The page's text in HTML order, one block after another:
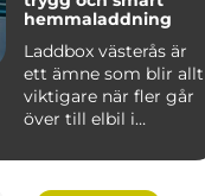
hemmaladdning
Laddbox västerås är
ett ämne som blir allt
viktigare när fler går
över till elbil i